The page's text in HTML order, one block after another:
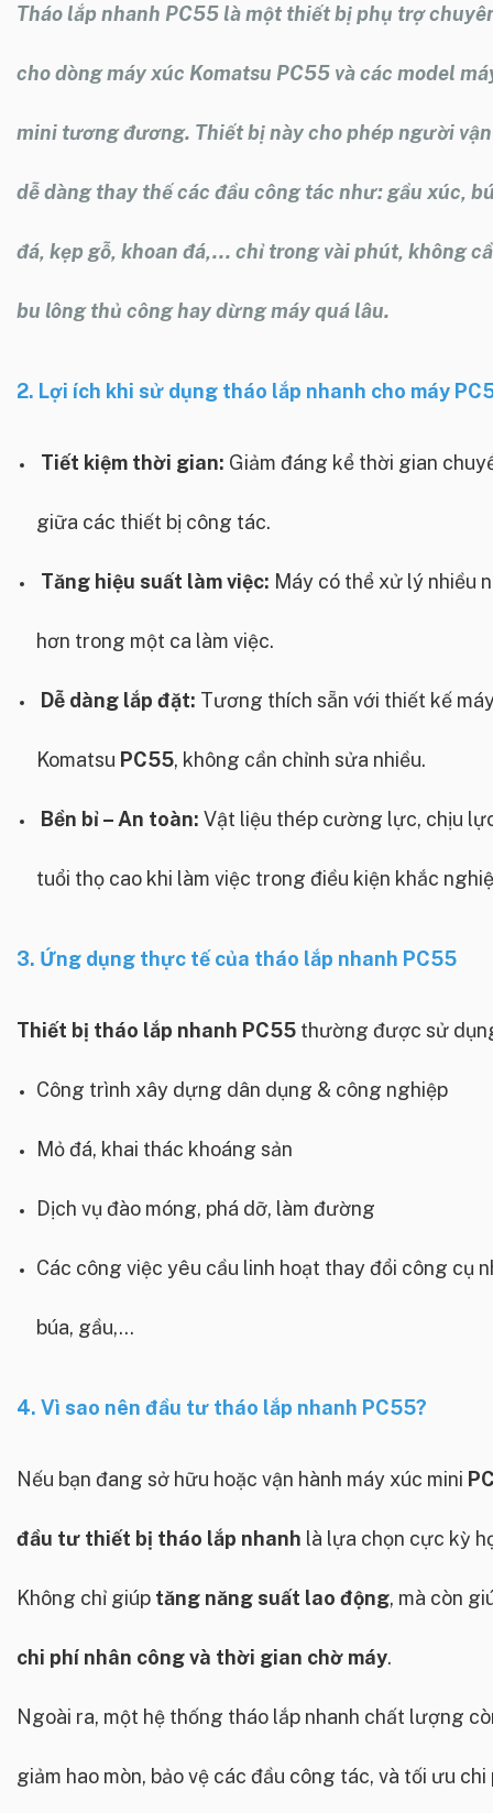
Tháo lắp nhanh PC55 là một thiết bị phụ trợ
cho dòng máy xúc Komatsu PC55 và các model
mini tương đương. Thiết bị này cho phép người
dễ dàng thay thế các đầu công tác như: gầu xúc,
đá, kẹp gỗ, khoan đá,... chỉ trong vài phút, không
bu lông thủ công hay dừng máy quá lâu.
2. Lợi ích khi sử dụng tháo lắp nhanh cho máy
Tiết kiệm thời gian: Giảm đáng kể thời gian
giữa các thiết bị công tác.
Tăng hiệu suất làm việc: Máy có thể xử lý nhiều
hơn trong một ca làm việc.
Dễ dàng lắp đặt: Tương thích sẵn với thiết kế
Komatsu PC55, không cần chỉnh sửa nhiều.
Bền bỉ – An toàn: Vật liệu thép cường lực, chịu
tuổi thọ cao khi làm việc trong điều kiện khắc
3. Ứng dụng thực tế của tháo lắp nhanh PC55
Thiết bị tháo lắp nhanh PC55 thường được sử
Công trình xây dựng dân dụng & công nghiệp
Mỏ đá, khai thác khoáng sản
Dịch vụ đào móng, phá dỡ, làm đường
Các công việc yêu cầu linh hoạt thay đổi công cụ
búa, gầu,...
4. Vì sao nên đầu tư tháo lắp nhanh PC55?
Nếu bạn đang sở hữu hoặc vận hành máy xúc mini
đầu tư thiết bị tháo lắp nhanh là lựa chọn cực kỳ
Không chỉ giúp tăng năng suất lao động, mà còn
chi phí nhân công và thời gian chờ máy.
Ngoài ra, một hệ thống tháo lắp nhanh chất lượng
giảm hao mòn, bảo vệ các đầu công tác, và tối ưu chi